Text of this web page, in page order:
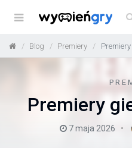
Menu
Blog Premiery
Premiery
7 maja 2026